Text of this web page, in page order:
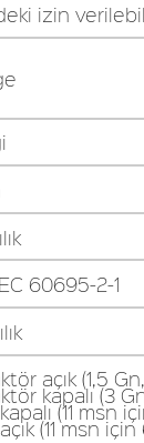
izin
60695-2-1
açık (1,5
kapalı (3
(11 msn
(11 msn için